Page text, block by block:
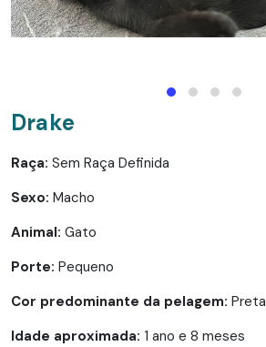
Drake
Raça: Sem Raça Definida
Sexo: Macho
Animal: Gato
Porte: Pequeno
Cor predominante da pelagem: Preta
Idade aproximada: 1 ano e 8 meses